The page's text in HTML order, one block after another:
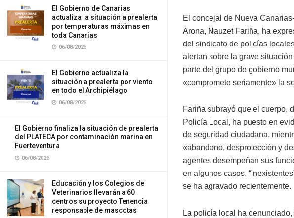
El Gobierno de Canarias
actualiza la situación a prealerta
por temperaturas máximas en
toda Canarias
06/08/2026
El Gobierno actualiza la
situación a prealerta por viento
en todo el Archipiélago
06/08/2026
El Gobierno finaliza la situación de prealerta
del PLATECA por contaminación marina en
Fuerteventura
06/08/2026
Educación y los Colegios de
Veterinarios llevarán a 60
centros su proyecto Tenencia
responsable de mascotas
El concejal de Nueva
Arona, Nauzet Fariña, ha
del sindicato de policías
alertan sobre la grave
parte del grupo de gobierno
«compromete seriamente» la
Fariña subrayó que el cuerpo,
Policía Local, ha puesto en
de seguridad ciudadana,
«abandono, desprotección y
agentes desempeñan sus
en algunos casos,
se ha agravado recientemente.
La policía local ha